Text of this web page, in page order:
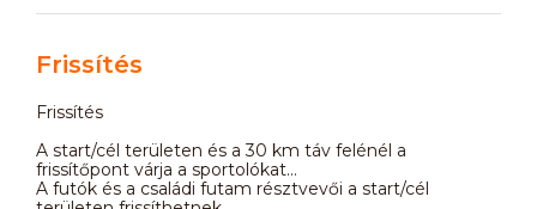
Frissítés
Frissítés
A start/cél területen és a 30 km táv felénél a
frissítőpont várja a sportolókat…
A futók és a családi futam résztvevői a start/cél